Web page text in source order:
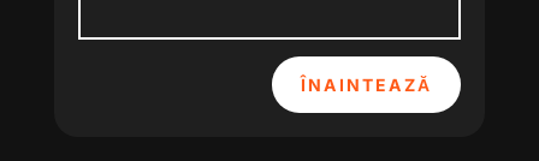
ÎNAINTEAZĂ